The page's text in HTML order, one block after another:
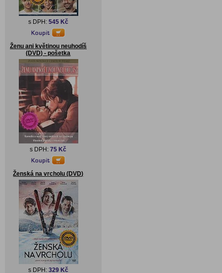
s DPH: 545 Kč
Ženu ani květinou neuhodíš
(DVD) - pošetka
s DPH:75 Kč
Ženská na vrcholu (DVD)
s DPH: 329 Kč